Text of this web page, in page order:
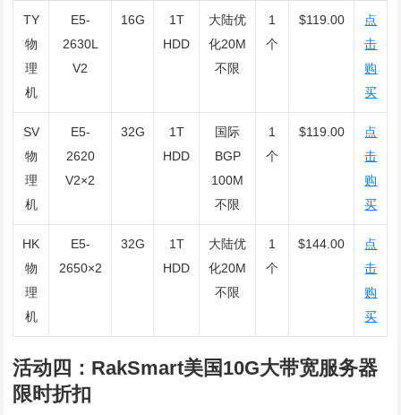
TY
物
理
机
E5-
2630L
V2
16G
1T
HDD
大陆优
化20M
不限
1
个
$119.00
点
击
购
买
SV
物
理
机
E5-
2620
V2×2
32G
1T
HDD
国际
BGP
100M
不限
1
个
$119.00
点
击
购
买
HK
物
理
机
E5-
2650×2
32G
1T
HDD
大陆优
化20M
不限
1
个
$144.00
点
击
购
买
活动四：RakSmart美国10G大带宽服务器
限时折扣